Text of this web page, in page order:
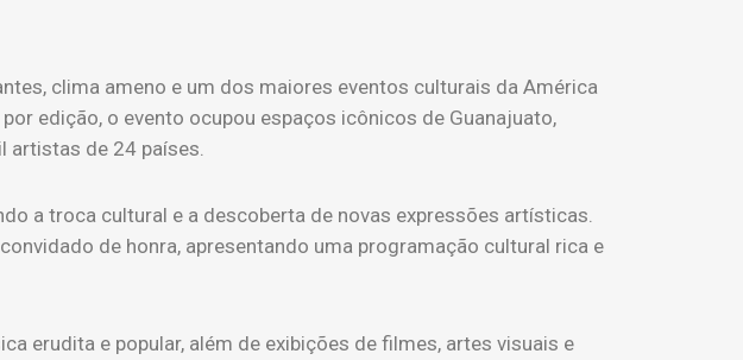
clima ameno e um dos maiores eventos culturais da América
edição, o evento ocupou espaços icônicos de Guanajuato,
artistas de 24 países.
a troca cultural e a descoberta de novas expressões artísticas.
de honra, apresentando uma programação cultural rica e
erudita e popular, além de exibições de filmes, artes visuais e